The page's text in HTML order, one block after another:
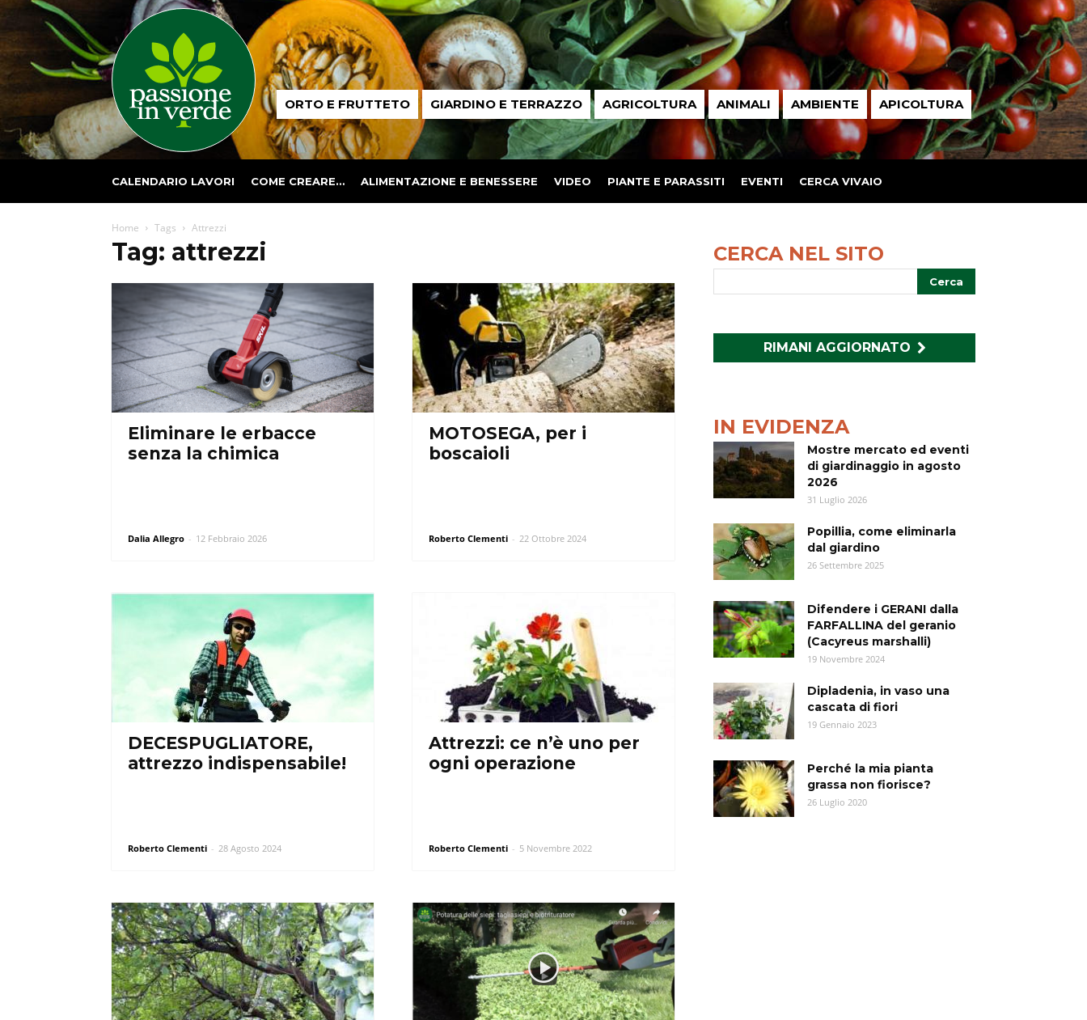
Passione
in ORTO E FRUTTETO GIARDINO E TERRAZZO AGRICOLTURA ANIMALI AMBIENTE APICOLTURA
CALENDARIO LAVORI COME CREARE… ALIMENTAZIONE E BENESSERE VIDEO PIANTE E PARASSITI EVENTI CERCA VIVAIO
Home Tags Attrezzi
Tag: attrezzi
Eliminare le erbacce
senza la chimica
Dalia Allegro - 12 Febbraio 2026
MOTOSEGA, per i
boscaioli
Roberto Clementi - 22 Ottobre 2024
DECESPUGLIATORE,
attrezzo indispensabile!
Roberto Clementi - 28 Agosto 2024
Attrezzi: ce n’è uno per
ogni operazione
Roberto Clementi - 5 Novembre 2022
CERCA NEL SITO
RIMANI AGGIORNATO
IN EVIDENZA
Mostre mercato ed eventi
di giardinaggio in agosto
2026
31 Luglio 2026
Popillia, come eliminarla
dal giardino
26 Settembre 2025
Difendere i GERANI dalla
FARFALLINA del geranio
(Cacyreus marshalli)
19 Novembre 2024
Dipladenia, in vaso una
cascata di fiori
19 Gennaio 2023
Perché la mia pianta
grassa non fiorisce?
26 Luglio 2020